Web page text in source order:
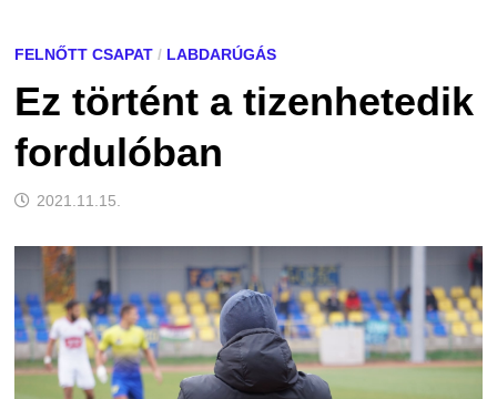
FELNŐTT CSAPAT/ LABDARÚGÁS
Ez történt a tizenhetedik
fordulóban
2021.11.15.